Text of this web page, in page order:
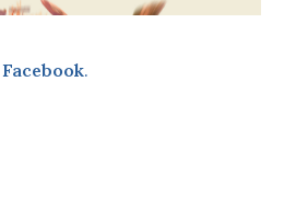
Facebook.